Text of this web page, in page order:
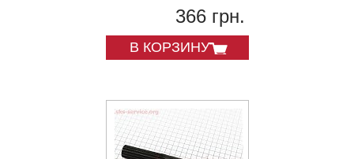
366 грн.
В КОРЗИНУ